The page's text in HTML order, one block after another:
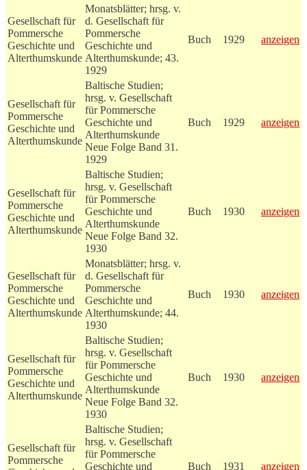
Gesellschaft für
Pommersche
Geschichte und
Alterthumskunde
Monatsblätter; hrsg. v.
d. Gesellschaft für
Pommersche
Geschichte und
Alterthumskunde; 43.
1929
Buch 1929 anzeigen
Gesellschaft für
Pommersche
Geschichte und
Alterthumskunde
Baltische Studien;
hrsg. v. Gesellschaft
für Pommersche
Geschichte und
Alterthumskunde
Neue Folge Band 31.
1929
Buch 1929 anzeigen
Gesellschaft für
Pommersche
Geschichte und
Alterthumskunde
Baltische Studien;
hrsg. v. Gesellschaft
für Pommersche
Geschichte und
Alterthumskunde
Neue Folge Band 32.
1930
Buch 1930 anzeigen
Gesellschaft für
Pommersche
Geschichte und
Alterthumskunde
Monatsblätter; hrsg. v.
d. Gesellschaft für
Pommersche
Geschichte und
Alterthumskunde; 44.
1930
Buch 1930 anzeigen
Gesellschaft für
Pommersche
Geschichte und
Alterthumskunde
Baltische Studien;
hrsg. v. Gesellschaft
für Pommersche
Geschichte und
Alterthumskunde
Neue Folge Band 32.
1930
Buch 1930 anzeigen
Gesellschaft für
Pommersche
Baltische Studien;
hrsg. v. Gesellschaft
für Pommersche
Geschichte und
Buch 1931 anzeigen